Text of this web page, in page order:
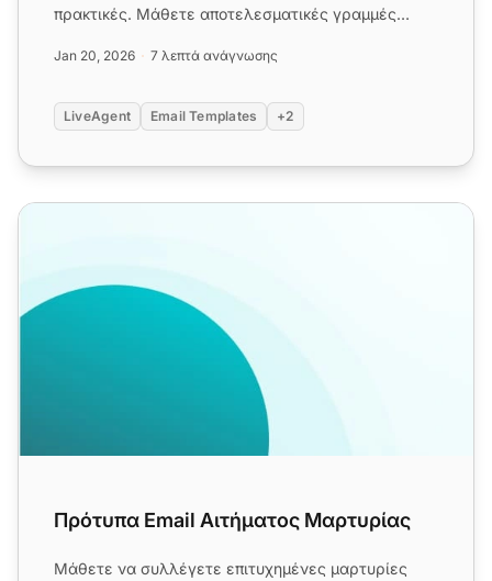
πρακτικές. Μάθετε αποτελεσματικές γραμμές
Jan 20, 2026 7 λεπτά ανάγνωσης
LiveAgent Email Templates +2
Πρότυπα Email Αιτήματος Μαρτυρίας
Πρότυπα Email Αιτήματος Μαρτυρίας
Μάθετε να συλλέγετε επιτυχημένες μαρτυρίες